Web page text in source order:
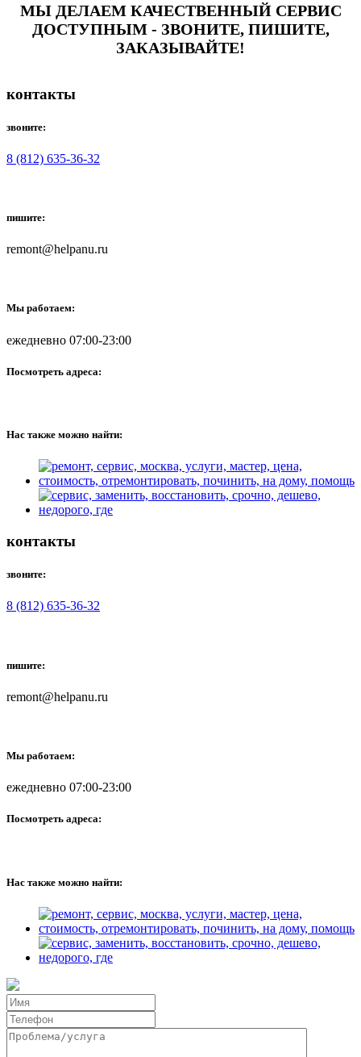
МЫ ДЕЛАЕМ КАЧЕСТВЕННЫЙ СЕРВИС
ДОСТУПНЫМ - ЗВОНИТЕ, ПИШИТЕ,
ЗАКАЗЫВАЙТЕ!
контакты
звоните:
8 (812) 635-36-32
пишите:
remont@helpanu.ru
Мы работаем:
ежедневно 07:00-23:00
Посмотреть адреса:
Нас также можно найти:
контакты
звоните:
8 (812) 635-36-32
пишите:
remont@helpanu.ru
Мы работаем:
ежедневно 07:00-23:00
Посмотреть адреса:
Нас также можно найти: